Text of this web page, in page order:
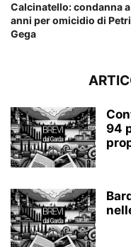
Calcinatello: condanna
anni per omicidio di
Gega
94